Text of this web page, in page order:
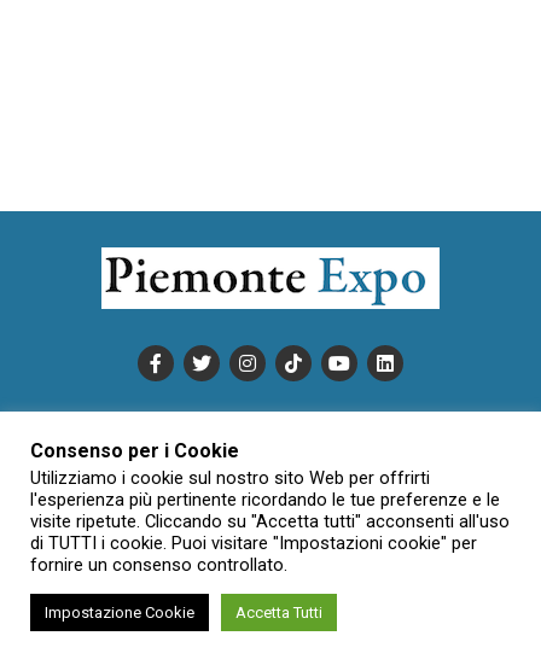
INFORMATIVA SULLA PRIVACY
CONDIZIONI DI UTILIZZO
DATI SOCIETARI
NOVAJO
CREDITS
CONTATTTI
Creative Commons Attribuzione - Non commerciale - Non opere
derivate 3.0 Italia (CC BY-NC-ND 3.0 IT)
Consenso per i Cookie
Utilizziamo i cookie sul nostro sito Web per offrirti
l'esperienza più pertinente ricordando le tue preferenze e le
visite ripetute. Cliccando su "Accetta tutti" acconsenti all'uso
di TUTTI i cookie. Puoi visitare "Impostazioni cookie" per
fornire un consenso controllato.
Impostazione Cookie Accetta Tutti